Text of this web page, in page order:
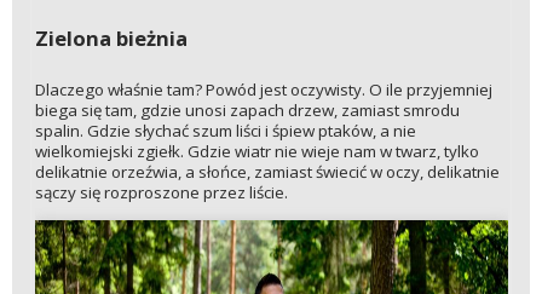
Zielona bieżnia
Dlaczego właśnie tam? Powód jest oczywisty. O ile przyjemniej
biega się tam, gdzie unosi zapach drzew, zamiast smrodu
spalin. Gdzie słychać szum liści i śpiew ptaków, a nie
wielkomiejski zgiełk. Gdzie wiatr nie wieje nam w twarz, tylko
delikatnie orzeźwia, a słońce, zamiast świecić w oczy, delikatnie
sączy się rozproszone przez liście.